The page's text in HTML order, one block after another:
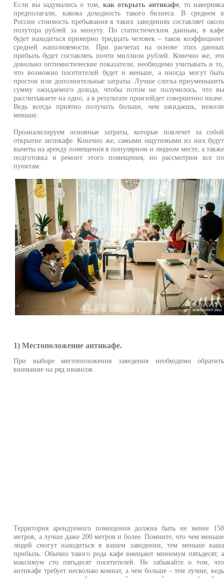
Если вы задумались о том, как открыть антикафе, то наверняка
предполагали, какова доходность такого бизнеса. В среднем в
России стоимость пребывания в таких заведениях составляет около
полутора рублей за минуту. По статистическим данным, в кафе
будет находиться примерно тридцать человек – таков коэффициент
средней наполняемости. При расчетах на основе этих данных
прибыль будет составлять почти миллион рублей. Конечно же, это
довольно оптимистические показатели, необходимо учитывать и то,
что возможно посетителей будет и меньше, а иногда могут быть
простои или дополнительные затраты. Лучше слегка приуменьшить
сумму ожидаемого дохода, чтобы потом не получилось, что вы
рассчитываете на одно, а в результате произойдет совершенно иначе.
Ведь всегда приятно получить больше, чем ожидаешь, нежели
меньше.
Проанализируем основные затраты, которые повлечет за собой
открытие антикафе. Конечно же, самыми ощутимыми из них будут
вычеты на аренду помещения в популярном и людном месте, а также
подготовка и ремонт этого помещения, но рассмотрим все по
пунктам.
1) Местоположение антикафе.
При выборе местоположения заведения необходимо обратить
внимание на ряд нюансов.
Территория арендуемого помещения должна быть не менее 150
метров, а лучше даже 200 метров и более. Помните, что чем меньше
людей смогут находиться в вашем заведении, тем меньше ваша
прибыль. Обычно такого рода кафе вмещают минимум пятьдесят, а
максимум сто пятьдесят посетителей. Не забывайте о том, что
антикафе требует несколько комнат, а чем больше – тем лучше, ведь